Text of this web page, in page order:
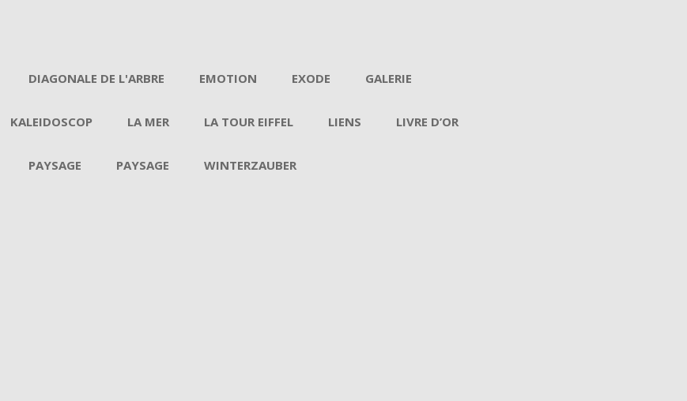
DIAGONALE DE L'ARBRE EMOTION EXODE GALERIE
KALEIDOSCOP LA MER LA TOUR EIFFEL LIENS LIVRE D’OR
PAYSAGE PAYSAGE WINTERZAUBER